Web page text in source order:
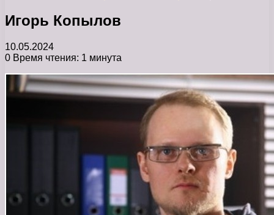
Игорь Копылов
10.05.2024
0 Время чтения: 1 минута